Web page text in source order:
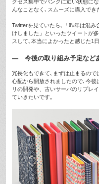
クセス集中でパンクに近い状態に
んなことなく､スムーズに購入でき
Twitterを見ていたら､「昨年は混
けしました」といったツイートが
スして､本当によかったと感じた1
— 今後の取り組み予定など
冗長化もできて､まずは止まるので
心配から開放されましたので､今
リの開発や、古いサーバのリプレ
ていきたいです｡